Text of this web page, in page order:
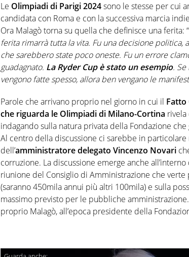
Le Olimpiadi di Parigi 2024sono le stesse per cui
candidata con Roma e con la successiva marcia
Ora Malagò torna su quella che definisce una ferita: “
ferita rimarrà tutta la vita. Fu una decisione
che sarebbero state poco oneste. Fu un errore
guadagnato. La Ryder Cup è stato un esempio.
vengono fatte spesso, allora ben vengano le
Parole che arrivano proprio nel giorno in cui il Fatto
che riguarda le Olimpiadi di Milano-Cortina rivela
indagando sulla natura privata della Fondazione che
Al centro della discussione ci sarebbe in
dell’amministratore delegato Vincenzo Novari
corruzione. La discussione emerge anche
riunione del Consiglio di Amministrazione che
(saranno 450mila annui più altri 100mila) e sulla
massimo previsto per le pubbliche
proprio Malagò, all’epoca presidente della